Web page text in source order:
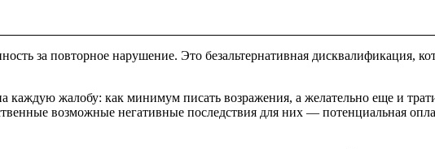
за повторное нарушение. Это безальтернативная дисквалификация,
жалобу: как минимум писать возражения, а желательно еще и
возможные негативные последствия для них — потенциальная